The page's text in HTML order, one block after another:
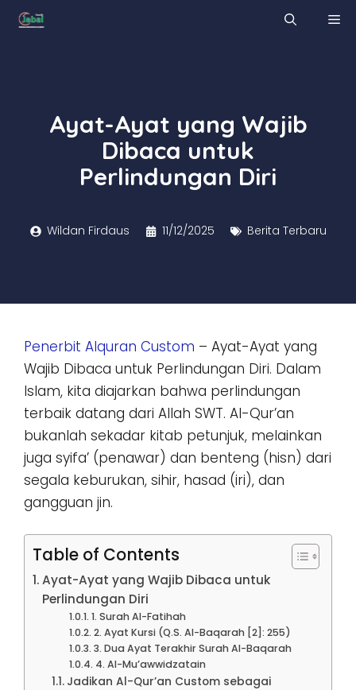
Skip
Ayat-Ayat yang Wajib
Dibaca untuk
Perlindungan Diri
Wildan Firdaus 11/12/2025 Berita Terbaru
Penerbit Alquran Custom – Ayat-Ayat yang
Wajib Dibaca untuk Perlindungan Diri. Dalam
Islam, kita diajarkan bahwa perlindungan
terbaik datang dari Allah SWT. Al-Qur’an
bukanlah sekadar kitab petunjuk, melainkan
juga syifa’ (penawar) dan benteng (hisn) dari
segala keburukan, sihir, hasad (iri), dan
gangguan jin.
Table of Contents
Ayat-Ayat yang Wajib Dibaca untuk
Perlindungan Diri
1. Surah Al-Fatihah
2. Ayat Kursi (Q.S. Al-Baqarah [2]: 255)
3. Dua Ayat Terakhir Surah Al-Baqarah
4. Al-Mu’awwidzatain
Jadikan Al-Qur’an Custom sebagai